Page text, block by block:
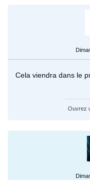
Cela viendra dans le
Ouvrez